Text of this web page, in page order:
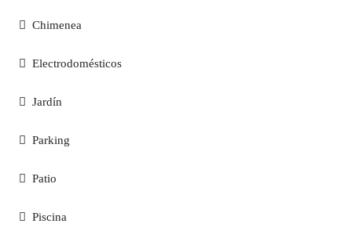
Chimenea
Electrodomésticos
Jardín
Parking
Patio
Piscina